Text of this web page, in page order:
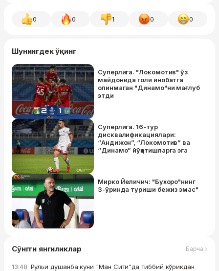
0 0 1 0 0
Шунингдек ўқинг
Суперлига. "Локомотив" ўз
майдонида голи инобатга
олинмаган "Динамо"ни мағлуб
этди
Суперлига. 16-тур
дисквалификациялари:
“Андижон”, “Локомотив” ва
“Динамо” йўқотишларга эга
Мирко Йеличич: "Бухоро"нинг
3-ўринда туриши бежиз эмас"
Сўнгги янгиликлар Барча ›
13:48 Рульи душанба куни "Ман Сити"да тиббий кўрикдан